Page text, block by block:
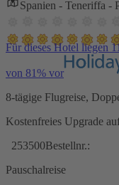
Spanien - Teneriffa -
Für dieses Hotel liegen
von 81% vor
8-tägige Flugreise,
Kostenfreies Upgrade
253500Bestellnr.:
Pauschalreise